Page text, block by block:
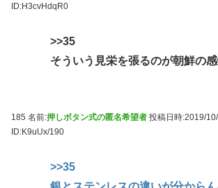
ID:H3cvHdqR0
>>35
そういう見栄を張るのが朝鮮の
185 名前:押しボタン式の匿名希望者 投稿日時:2019/
ID:K9uUx/190
>>35